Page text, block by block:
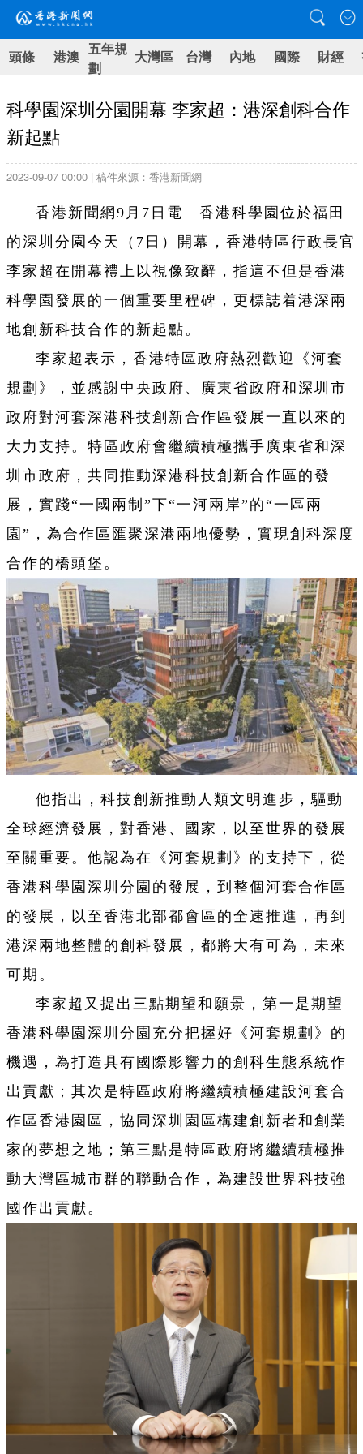
頭條 港澳 五年規
劃
大灣區 台灣 內地 國際 財經
科學園深圳分園開幕 李家超：港深創科合作
新起點
2023-09-07 00:00 | 稿件來源：香港新聞網
香港新聞網9月7日電 香港科學園位於福田
的深圳分園今天（7日）開幕，香港特區行政長官
李家超在開幕禮上以視像致辭，指這不但是香港
科學園發展的一個重要里程碑，更標誌着港深兩
地創新科技合作的新起點。
李家超表示，香港特區政府熱烈歡迎《河套
規劃》，並感謝中央政府、廣東省政府和深圳市
政府對河套深港科技創新合作區發展一直以來的
大力支持。特區政府會繼續積極攜手廣東省和深
圳市政府，共同推動深港科技創新合作區的發
展，實踐“一國兩制”下“一河兩岸”的“一區兩
園”，為合作區匯聚深港兩地優勢，實現創科深度
合作的橋頭堡。
他指出，科技創新推動人類文明進步，驅動
全球經濟發展，對香港、國家，以至世界的發展
至關重要。他認為在《河套規劃》的支持下，從
香港科學園深圳分園的發展，到整個河套合作區
的發展，以至香港北部都會區的全速推進，再到
港深兩地整體的創科發展，都將大有可為，未來
可期。
李家超又提出三點期望和願景，第一是期望
香港科學園深圳分園充分把握好《河套規劃》的
機遇，為打造具有國際影響力的創科生態系統作
出貢獻；其次是特區政府將繼續積極建設河套合
作區香港園區，協同深圳園區構建創新者和創業
家的夢想之地；第三點是特區政府將繼續積極推
動大灣區城市群的聯動合作，為建設世界科技強
國作出貢獻。